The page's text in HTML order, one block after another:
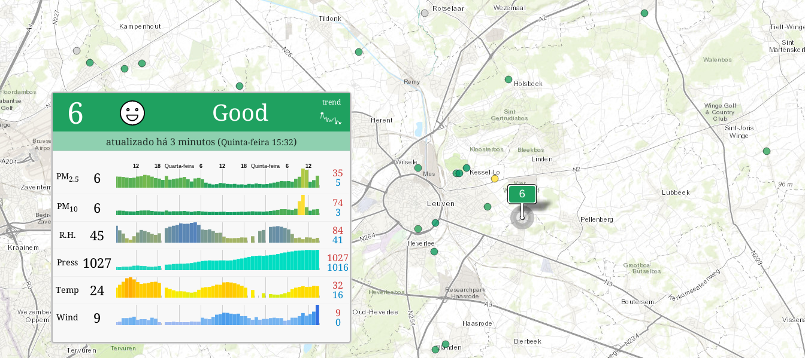
6 Good trend
atualizado há 3 minutos (Quinta-feira 15:32)
PM2.5 6
12
6
Quinta-feira
18
12
6
Quarta-feira
18
12 35
5
PM10 6 74
3
R.H. 45 84
41
Press 1027 1027
1016
Temp 24 32
16
Wind 9 9
0